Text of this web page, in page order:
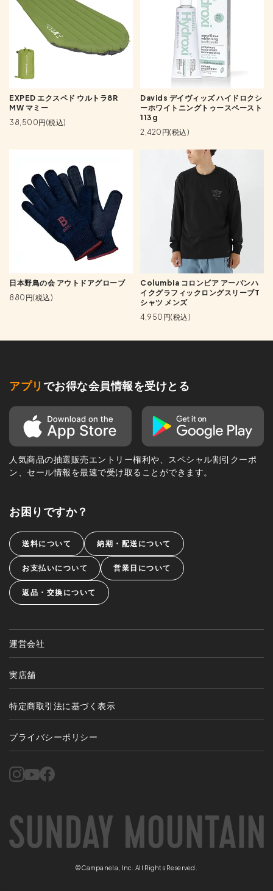
EXPED エクスペド ウルトラ8R
MW マミー
38,500円(税込)
Davids デイヴィッズ ハイドロクシ
ーホワイトニングトゥースペースト
113g
2,420円(税込)
日本野鳥の会 アウトドアグローブ
880円(税込)
Columbia コロンビア アーバンハ
イクグラフィックロングスリーブT
シャツ メンズ
4,950円(税込)
アプリ でお得な会員情報を受けとる
人気商品の抽選販売エントリー権利や、スペシャル割引クーポ
ン、セール情報を最速で受け取ることができます。
お困りですか？
送料について 納期・配送について
お支払いについて 営業日について
返品・交換について
運営会社
実店舗
特定商取引法に基づく表示
プライバシーポリシー
©Campanela, Inc. All Rights Reserved.